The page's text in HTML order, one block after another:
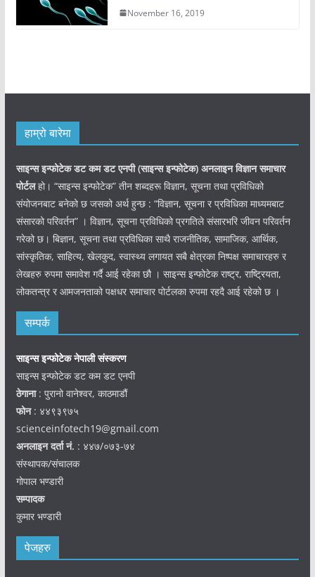
November 16, 2019
हाम्रो बारेमा
साइन्स इन्फोटेक डट कम डट एनपी (साइन्सइन्फोटेक) अनलाइन विज्ञान समाचार
पोर्टलहो। “साइन्स इन्फोटेक” तीन शब्दहरू विज्ञान, सूचना तथा प्रविधिको
संयोजनबाट बनेको छ जसको अर्थ हुन्छ : “विज्ञान, सूचना र प्रविधिका माध्यमबाट
संसारको परिवर्तन” । विज्ञान, सूचना प्रविधिको प्रगतिले संसारभरि जीवन परिवर्तन
गरेको छ। बिज्ञान, सूचना तथा प्रविधिका साथै राजनीतिक, सामाजिक, आर्थिक,
सांस्कृतिक, साहित्य, खेलकुद, स्वास्थ्य लगायत सबै क्षेत्रका निष्पक्ष समाचारहरु र
लेखहरु रुपमा समावेश गर्दै आई रहेका छौ । साइन्स इन्फोटेक राष्ट्र, राष्ट्रियता,
लोकतन्त्र र आमजनताको पक्षधर समाचार पोर्टलका रुपमा रहदै आई रहेको छ ।
सम्पर्क
साइन्स इन्फोटेक नेपाली संस्करण
साइन्स इन्फोटेक डट कम डट एनपी
ठेगाना: पुरानो वानेश्वर, काठमाडौं
फोन: ४४९३९७५
scienceinfotech19@gmail.com
अनलाइन दर्ता नं. : ४४७/०७३-७४
संस्थापक/संचालक
गोपाल भण्डारी
सम्पादक
कुमार भण्डारी
पेजहरु